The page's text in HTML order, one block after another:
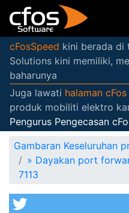
cFosSpeed kini berada di
Solutions kini memiliki,
baharunya
Juga lawati halaman
produk mobiliti elektro
Pengurus Pengecasan
Gambaran Keseluruhan
» Dayakan port
7113